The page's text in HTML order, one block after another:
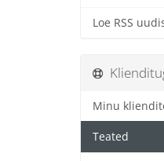
Loe RSS
Minu
Teated